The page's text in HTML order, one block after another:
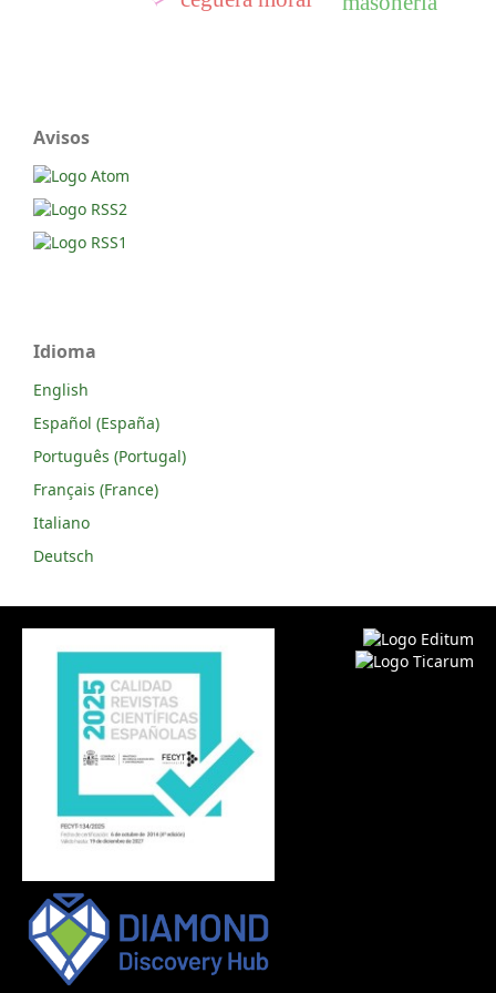
Avisos
Idioma
English
Español (España)
Português (Portugal)
Français (France)
Italiano
Deutsch